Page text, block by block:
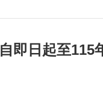
即日起至115